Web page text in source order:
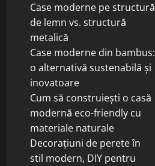
Case moderne pe structură
de lemn vs. structură
metalică
Case moderne din bambus:
o alternativă sustenabilă și
inovatoare
Cum să construiești o casă
modernă eco-friendly cu
materiale naturale
Decorațiuni de perete în
stil modern, DIY pentru